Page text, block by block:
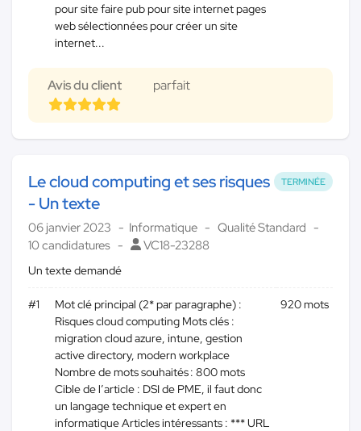
pour site faire pub pour site internet pages
web sélectionnées pour créer un site
internet...
Avis du client parfait
TERMINÉE
Le cloud computing et ses risques
- Un texte
06 janvier 2023 Informatique
Qualité Standard
10 candidatures
VC18-23288
Un texte demandé
#1
Mot clé principal (2* par paragraphe) :
Risques cloud computing Mots clés :
migration cloud azure, intune, gestion
active directory, modern workplace
Nombre de mots souhaités : 800 mots
Cible de l’article : DSI de PME, il faut donc
un langage technique et expert en
informatique Articles intéressants : *** URL
920 mots